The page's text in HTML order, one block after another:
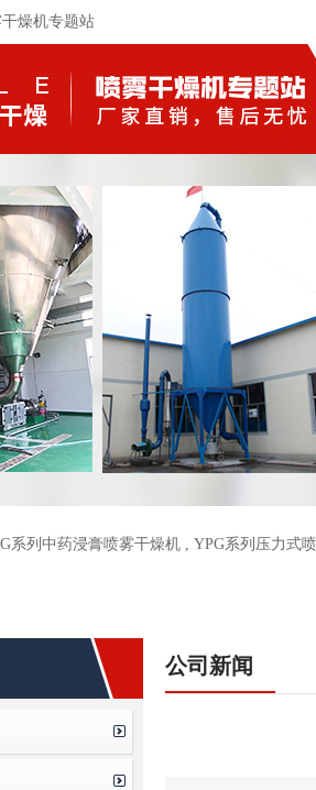
燥机专题站
系列中药浸膏喷雾干燥机 , YPG系列压力式
公司新闻